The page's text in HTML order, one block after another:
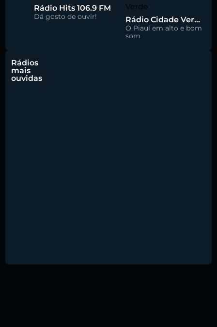
Rádio Hits 106.9 FM
Dá gosto de ouvir! Rádio Cidade Verde 93.5 FM
O Piauí em alto e bom
som
Rádios
mais
ouvidas